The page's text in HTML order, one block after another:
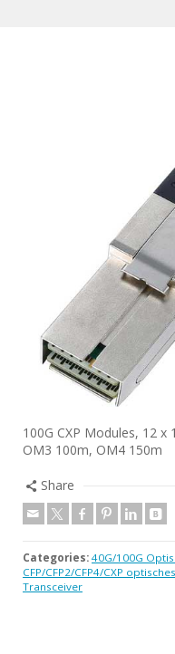
100G CXP Modules, 12
OM3 100m, OM4 150m
Share
Categories: 40G/100G
CFP/CFP2/CFP4/CXP
Transceiver